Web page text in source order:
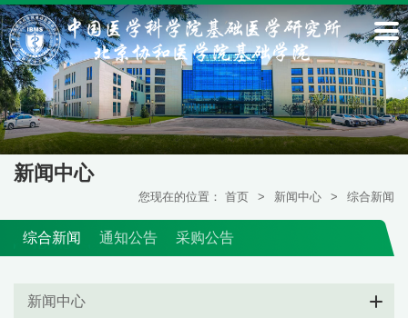
新闻中心
您现在的位置： 首页 > 新闻中心 > 综合新闻
综合新闻 通知公告 采购公告
新闻中心